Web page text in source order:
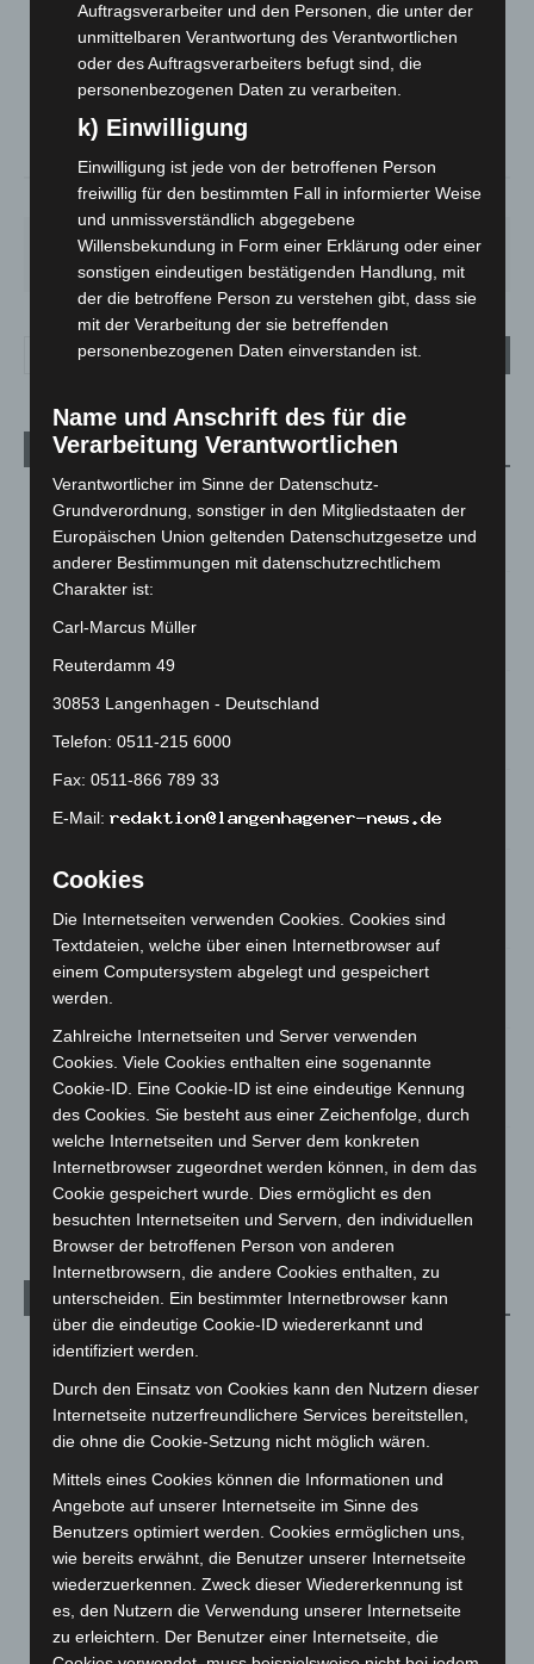
LANGENHAGEN
Mäßig Bewölkt
16.8°C 17.7
58% 2.2m/s 34%
FR.
25°
SA.
26°
SO.
31°
MO.
35°
DI.
17°
Aktuelle Beiträge
Brand im „Haus der Begegnung“ in Neuwarmbüchen schnell
eingedämmt
6. August 2026
Region Hannover: 21 neue Notfallsanitäter starten beim
Roten Kreuz
Mann läuft mit Hockeyschläger über A7 – Polizei sucht
5. August 2026
5. August 2026
Gasleitung bei McDonald’s-Umbau in Langenhagen
5. August 2026
Anklage nach Abschaltung von „Archetyp Market“ erhoben
3. August 2026
Hannover Klassik Open Air 2026: Französische Oper im
Maschpark
2. August 2026
Kategorien
Blaulicht
Corona-News
712
Hannover und Region
5.035
Menschen
Über uns
Veranstaltungen
Welt
Auftragsverarbeiter und den Personen, die unter der
unmittelbaren Verantwortung des Verantwortlichen
oder des Auftragsverarbeiters befugt sind, die
personenbezogenen Daten zu verarbeiten.
k) Einwilligung
Einwilligung ist jede von der betroffenen Person
freiwillig für den bestimmten Fall in informierter Weise
und unmissverständlich abgegebene
Willensbekundung in Form einer Erklärung oder einer
sonstigen eindeutigen bestätigenden Handlung, mit
der die betroffene Person zu verstehen gibt, dass sie
mit der Verarbeitung der sie betreffenden
personenbezogenen Daten einverstanden ist.
Name und Anschrift des für die
Verarbeitung Verantwortlichen
Verantwortlicher im Sinne der Datenschutz-
Grundverordnung, sonstiger in den Mitgliedstaaten der
Europäischen Union geltenden Datenschutzgesetze und
anderer Bestimmungen mit datenschutzrechtlichem
Charakter ist:
Carl-Marcus Müller
Reuterdamm 49
30853 Langenhagen - Deutschland
Telefon: 0511-215 6000
Fax: 0511-866 789 33
E-Mail:
Cookies
Die Internetseiten verwenden Cookies. Cookies sind
Textdateien, welche über einen Internetbrowser auf
einem Computersystem abgelegt und gespeichert
werden.
Zahlreiche Internetseiten und Server verwenden
Cookies. Viele Cookies enthalten eine sogenannte
Cookie-ID. Eine Cookie-ID ist eine eindeutige Kennung
des Cookies. Sie besteht aus einer Zeichenfolge, durch
welche Internetseiten und Server dem konkreten
Internetbrowser zugeordnet werden können, in dem das
Cookie gespeichert wurde. Dies ermöglicht es den
besuchten Internetseiten und Servern, den individuellen
Browser der betroffenen Person von anderen
Internetbrowsern, die andere Cookies enthalten, zu
unterscheiden. Ein bestimmter Internetbrowser kann
über die eindeutige Cookie-ID wiedererkannt und
identifiziert werden.
Durch den Einsatz von Cookies kann den Nutzern dieser
Internetseite nutzerfreundlichere Services bereitstellen,
die ohne die Cookie-Setzung nicht möglich wären.
Mittels eines Cookies können die Informationen und
Angebote auf unserer Internetseite im Sinne des
Benutzers optimiert werden. Cookies ermöglichen uns,
wie bereits erwähnt, die Benutzer unserer Internetseite
wiederzuerkennen. Zweck dieser Wiedererkennung ist
es, den Nutzern die Verwendung unserer Internetseite
zu erleichtern. Der Benutzer einer Internetseite, die